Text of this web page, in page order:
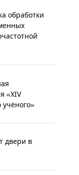
обработки
«XIV
двери в